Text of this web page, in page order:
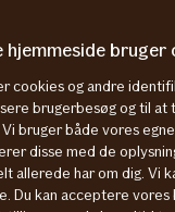
hjemmeside bruger
cookies og andre
brugerbesøg og til
bruger både vores
disse med de
allerede har om dig. Vi
Du kan acceptere